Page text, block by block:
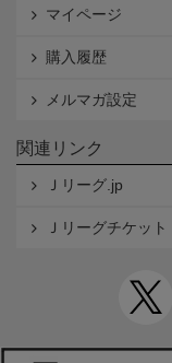
マイページ
購入履歴
メルマガ設定
関連リンク
Ｊリーグ.jp
Ｊリーグチケット